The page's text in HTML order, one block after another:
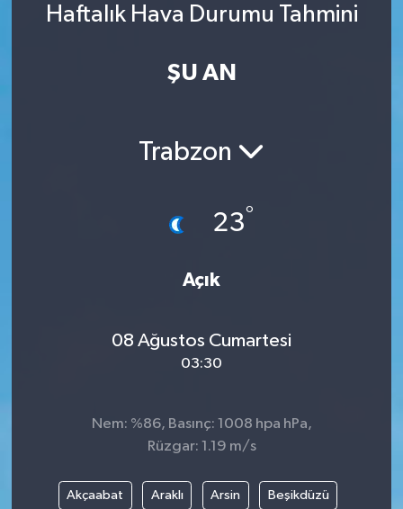
Haftalık Hava Durumu Tahmini
ŞU AN
Trabzon
23°
Açık
08 Ağustos Cumartesi
03:30
Nem: %86, Basınç: 1008 hpa hPa,
Rüzgar: 1.19 m/s
Akçaabat Araklı Arsin Beşikdüzü
Alaplı
BİLİM VE TEKNOLOJİ
Düzce
Tüm Manşetler